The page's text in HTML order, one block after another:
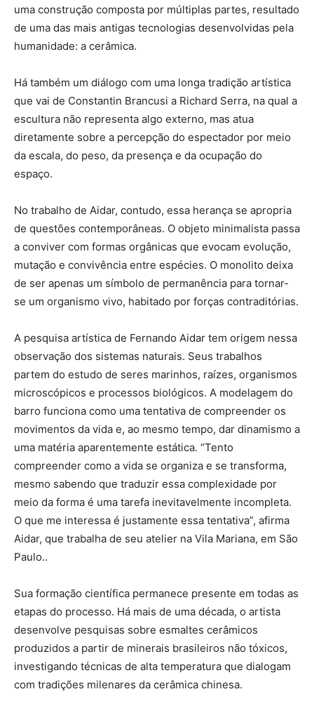
uma construção composta por múltiplas partes, resultado
de uma das mais antigas tecnologias desenvolvidas pela
humanidade: a cerâmica.
Há também um diálogo com uma longa tradição artística
que vai de Constantin Brancusi a Richard Serra, na qual a
escultura não representa algo externo, mas atua
diretamente sobre a percepção do espectador por meio
da escala, do peso, da presença e da ocupação do
espaço.
No trabalho de Aidar, contudo, essa herança se apropria
de questões contemporâneas. O objeto minimalista passa
a conviver com formas orgânicas que evocam evolução,
mutação e convivência entre espécies. O monolito deixa
de ser apenas um símbolo de permanência para tornar-
se um organismo vivo, habitado por forças contraditórias.
A pesquisa artística de Fernando Aidar tem origem nessa
observação dos sistemas naturais. Seus trabalhos
partem do estudo de seres marinhos, raízes, organismos
microscópicos e processos biológicos. A modelagem do
barro funciona como uma tentativa de compreender os
movimentos da vida e, ao mesmo tempo, dar dinamismo a
uma matéria aparentemente estática. “Tento
compreender como a vida se organiza e se transforma,
mesmo sabendo que traduzir essa complexidade por
meio da forma é uma tarefa inevitavelmente incompleta.
O que me interessa é justamente essa tentativa”, afirma
Aidar, que trabalha de seu atelier na Vila Mariana, em São
Paulo..
Sua formação científica permanece presente em todas as
etapas do processo. Há mais de uma década, o artista
desenvolve pesquisas sobre esmaltes cerâmicos
produzidos a partir de minerais brasileiros não tóxicos,
investigando técnicas de alta temperatura que dialogam
com tradições milenares da cerâmica chinesa.